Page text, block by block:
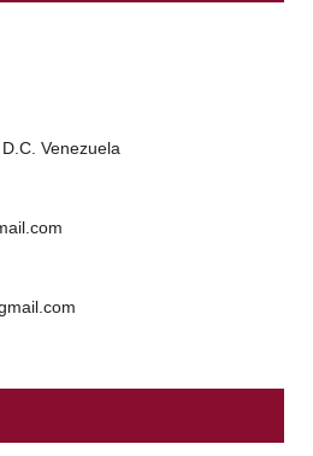
Venezuela